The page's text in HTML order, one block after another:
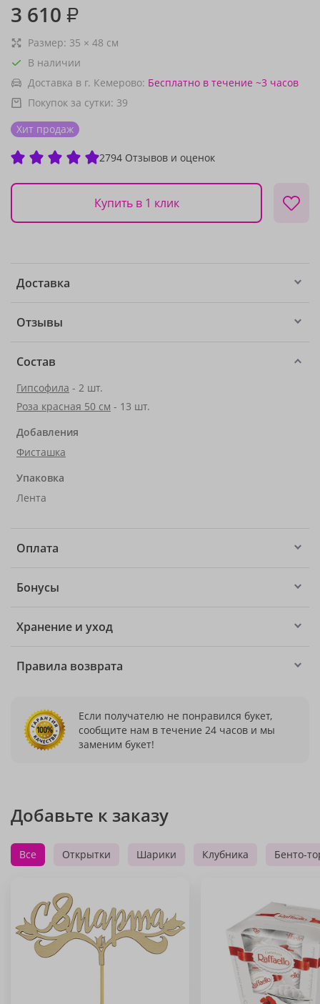
3 610 ₽
Размер: 35 × 48 см
В наличии
Доставка в г. Кемерово: Бесплатно в течение ~3 часов
Покупок за сутки: 39
Хит продаж
2794 Отзывов и оценок
Купить в 1 клик
Доставка
Отзывы
Состав
Гипсофила - 2 шт.
Роза красная 50 см - 13 шт.
Добавления
Фисташка
Упаковка
Лента
Оплата
Бонусы
Хранение и уход
Правила возврата
Если получателю не понравился букет,
сообщите нам в течение 24 часов и мы
заменим букет!
Добавьте к заказу
Все Открытки Шарики Клубника Бенто-